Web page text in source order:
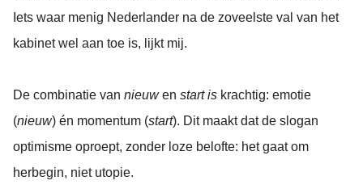
Iets waar menig Nederlander na de zoveelste val van het
kabinet wel aan toe is, lijkt mij.
De combinatie van nieuwen start is krachtig: emotie
(nieuw) én momentum (start). Dit maakt dat de slogan
optimisme oproept, zonder loze belofte: het gaat om
herbegin, niet utopie.